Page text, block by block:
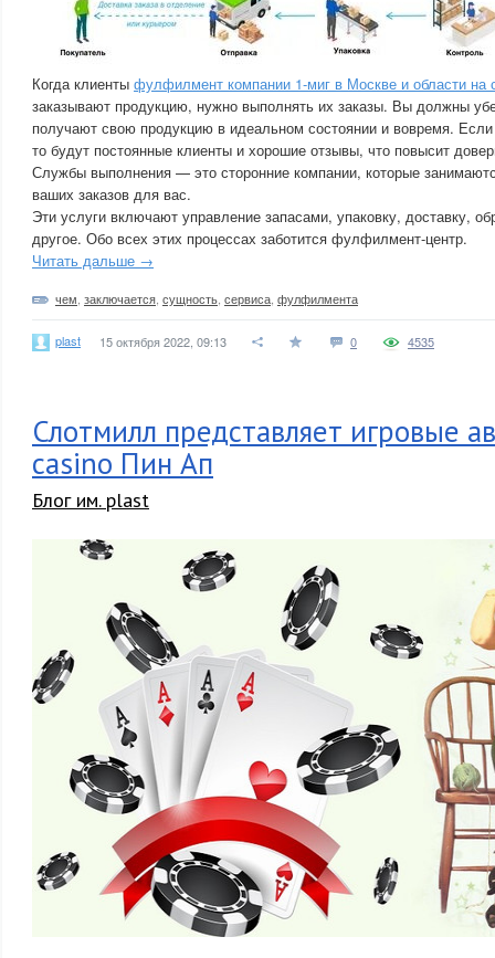
Когда клиенты фулфилмент компании 1-миг в Москве и области на
заказывают продукцию, нужно выполнять их заказы. Вы должны
получают свою продукцию в идеальном состоянии и вовремя.
то будут постоянные клиенты и хорошие отзывы, что повысит
Службы выполнения — это сторонние компании, которые
ваших заказов для вас.
Эти услуги включают управление запасами, упаковку, доставку,
другое. Обо всех этих процессах заботится фулфилмент-центр.
Читать дальше →
чем заключается сущность сервиса фулфилмента
plast 15 октября 2022, 09:13 0 4535
Слотмилл представляет игровые
casino Пин Ап
Блог им. plast